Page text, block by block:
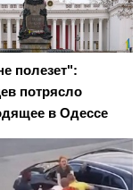
полезет":
потрясло
в Одессе